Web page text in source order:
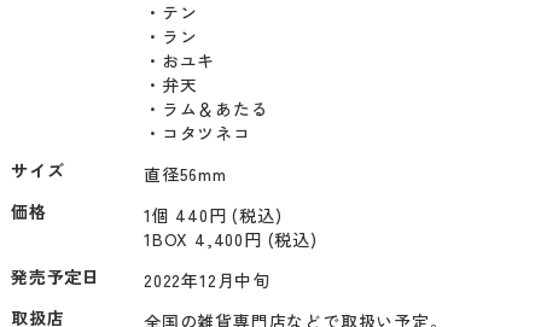
・テン
・ラン
・おユキ
・弁天
・ラム＆あたる
・コタツネコ
サイズ
直径56mm
価格
1個 440円 (税込)
1BOX 4,400円 (税込)
発売予定日
2022年12月中旬
取扱店
全国の雑貨専門店などで取扱い予定。